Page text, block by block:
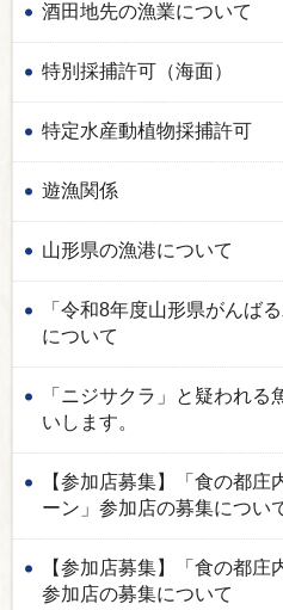
酒田地先の漁業について
特別採捕許可（海面）
特定水産動植物採捕許可
遊漁関係
山形県の漁港について
「令和8年度山形県がんば
について
「ニジサクラ」と疑われ
いします。
【参加店募集】「食の都
ーン」参加店の募集につい
【参加店募集】「食の都庄
参加店の募集について